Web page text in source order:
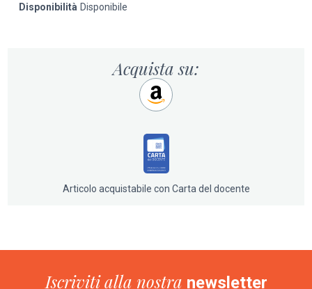
Disponibilità Disponibile
Acquista su:
Articolo acquistabile con Carta del docente
Iscriviti alla nostra newsletter